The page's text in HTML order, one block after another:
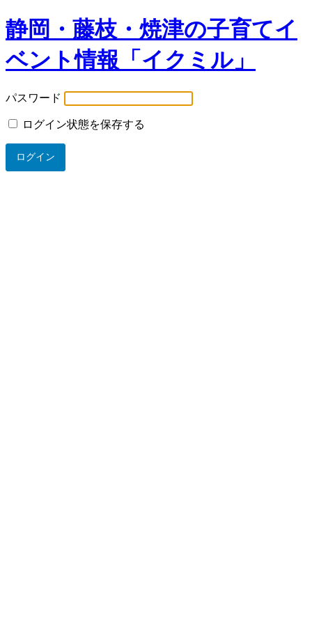
静岡・藤枝・焼津の子育てイ
ベント情報「イクミル」
パスワード
ログイン状態を保存する